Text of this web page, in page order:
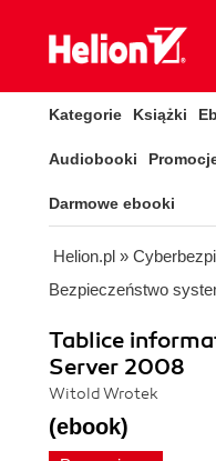
Kategorie Książki
Audiobooki
Darmowe ebooki
Helion.pl »
Bezpieczeństwo
Tablice
Server 2008
Witold Wrotek
(ebook)